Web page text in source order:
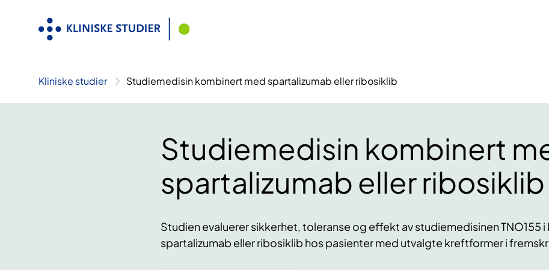
Kliniske studier Studiemedisin kombinert med spartalizumab eller ribosiklib
Studiemedisin kombinert
spartalizumab eller ribosiklib
Studien evaluerer sikkerhet, toleranse og effekt av studiemedisinen TNO155
spartalizumab eller ribosiklib hos pasienter med utvalgte kreftformer i